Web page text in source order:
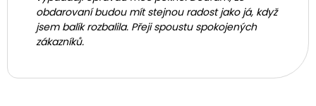
obdarovaní budou mít stejnou radost jako já, když
jsem balík rozbalila. Přeji spoustu spokojených
zákazníků.